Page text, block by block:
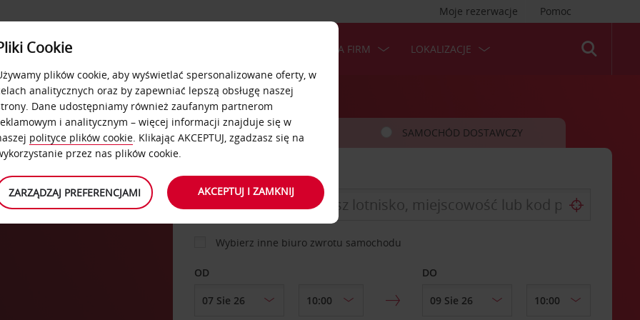
Pomoc
Moje rezerwacje
USŁUGI
OFERTA DLA FIRM LOKALIZACJE
SAMOCHÓD SAMOCHÓD DOSTAWCZY
MIEJSCE ODBIORU
Wybierz inne biuro zwrotu samochodu
OD DO
Cookie
plików cookie, aby wyświetlać spersonalizowane oferty, w
analitycznych oraz by zapewniać lepszą obsługę naszej
Dane udostępniamy również zaufanym partnerom
i analitycznym – więcej informacji znajduje się w
polityce plików cookie. Klikając AKCEPTUJ, zgadzasz się na
przez nas plików cookie.
ZARZĄDZAJ PREFERENCJAMI AKCEPTUJ I ZAMKNIJ